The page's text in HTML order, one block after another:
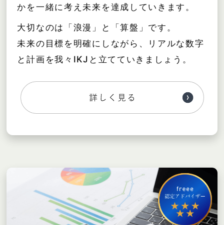
かを一緒に考え未来を達成していきます。
大切なのは「浪漫」と「算盤」です。
未来の目標を明確にしながら、リアルな数字
と計画を我々IKJと立てていきましょう。